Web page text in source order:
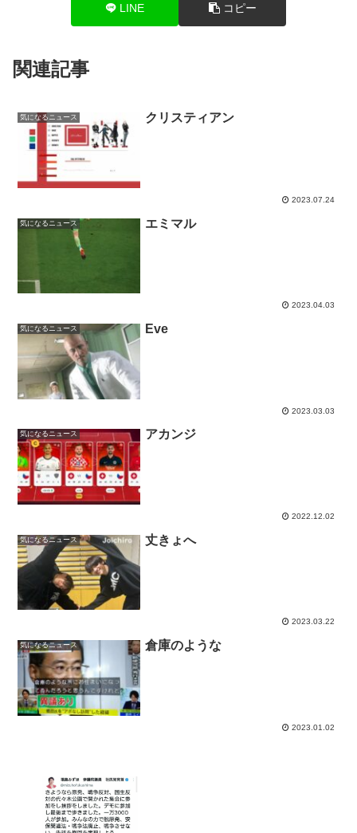
LINE コピー
関連記事
気になるニュース クリスティアン
2023.07.24
気になるニュース エミマル
2023.04.03
気になるニュース Eve
2023.03.03
気になるニュース アカンジ
2022.12.02
気になるニュース 丈きょへ
2023.03.22
気になるニュース 倉庫のような
2023.01.02